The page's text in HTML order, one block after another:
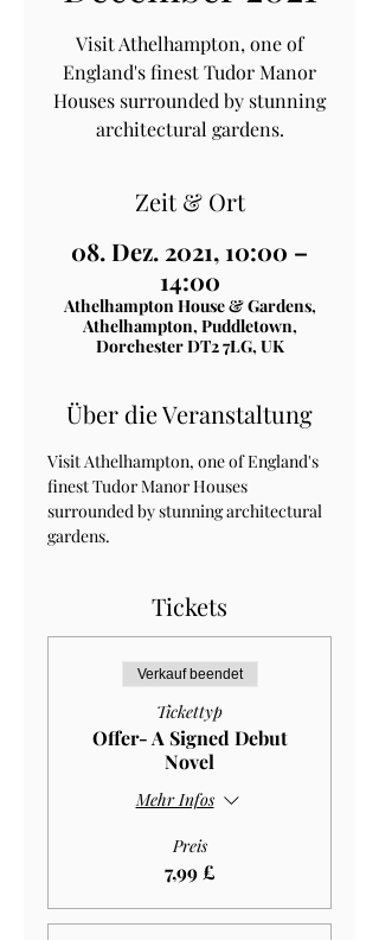
Visit Athelhampton, one of
England's finest Tudor Manor
Houses surrounded by stunning
architectural gardens.
Zeit & Ort
08. Dez. 2021, 10:00 –
14:00
Athelhampton House & Gardens,
Athelhampton, Puddletown,
Dorchester DT2 7LG, UK
Über die Veranstaltung
Visit Athelhampton, one of England's
finest Tudor Manor Houses
surrounded by stunning architectural
gardens.
Tickets
Verkauf beendet
Tickettyp
Offer- A Signed Debut
Novel
Mehr Infos
Preis
7,99 £